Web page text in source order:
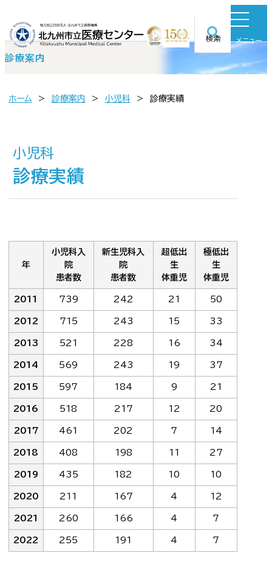
検索 メニュー
診療案内
ホーム 診療案内 小児科 診療実績
小児科
診療実績
年
小児科入
院
患者数
新生児科入
院
患者数
超低出
生
体重児
極低出
生
体重児
2011 739 242 21 50
2012 715 243 15 33
2013 521 228 16 34
2014 569 243 19 37
2015 597 184 9 21
2016 518 217 12 20
2017 461 202 7 14
2018 408 198 11 27
2019 435 182 10 10
2020 211 167 4 12
2021 260 166 4 7
2022 255 191 4 7